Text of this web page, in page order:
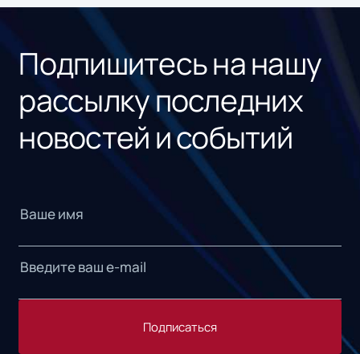
Подпишитесь на нашу
рассылку последних
новостей и событий
Подписаться